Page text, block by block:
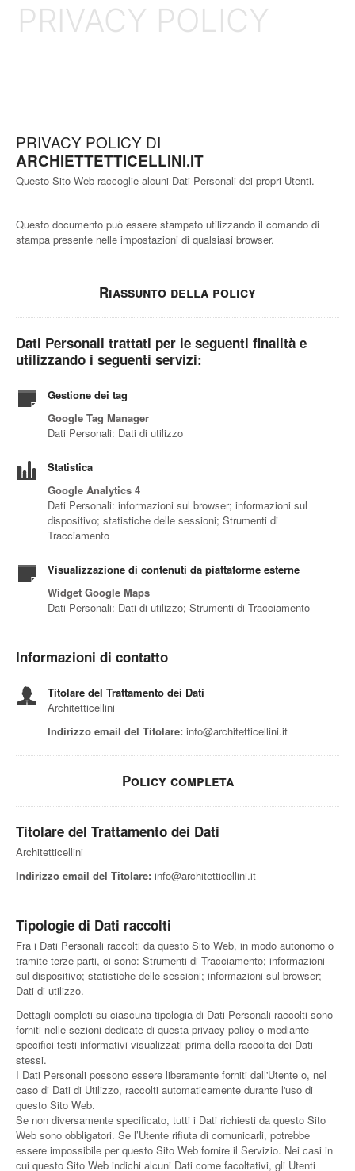
PRIVACY POLICY
PRIVACY POLICY DI
ARCHIETTETTICELLINI.IT
Questo Sito Web raccoglie alcuni Dati Personali dei propri Utenti.
Questo documento può essere stampato utilizzando il comando di
stampa presente nelle impostazioni di qualsiasi browser.
Riassunto della policy
Dati Personali trattati per le seguenti finalità e
utilizzando i seguenti servizi:
Gestione dei tag
Google Tag Manager
Dati Personali: Dati di utilizzo
Statistica
Google Analytics 4
Dati Personali: informazioni sul browser; informazioni sul
dispositivo; statistiche delle sessioni; Strumenti di
Tracciamento
Visualizzazione di contenuti da piattaforme esterne
Widget Google Maps
Dati Personali: Dati di utilizzo; Strumenti di Tracciamento
Informazioni di contatto
Titolare del Trattamento dei Dati
Architetticellini
Indirizzo email del Titolare: info@architetticellini.it
Policy completa
Titolare del Trattamento dei Dati
Architetticellini
Indirizzo email del Titolare: info@architetticellini.it
Tipologie di Dati raccolti
Fra i Dati Personali raccolti da questo Sito Web, in modo autonomo o
tramite terze parti, ci sono: Strumenti di Tracciamento; informazioni
sul dispositivo; statistiche delle sessioni; informazioni sul browser;
Dati di utilizzo.
Dettagli completi su ciascuna tipologia di Dati Personali raccolti sono
forniti nelle sezioni dedicate di questa privacy policy o mediante
specifici testi informativi visualizzati prima della raccolta dei Dati
stessi.
I Dati Personali possono essere liberamente forniti dall'Utente o, nel
caso di Dati di Utilizzo, raccolti automaticamente durante l'uso di
questo Sito Web.
Se non diversamente specificato, tutti i Dati richiesti da questo Sito
Web sono obbligatori. Se l’Utente rifiuta di comunicarli, potrebbe
essere impossibile per questo Sito Web fornire il Servizio. Nei casi in
cui questo Sito Web indichi alcuni Dati come facoltativi, gli Utenti